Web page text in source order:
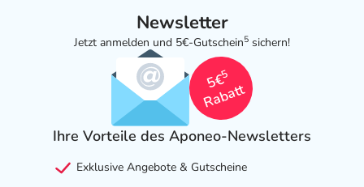
Newsletter
Jetzt anmelden und 5€-Gutschein5 sichern!
5€
5
Rabatt
Ihre Vorteile des Aponeo-Newsletters
Exklusive Angebote & Gutscheine